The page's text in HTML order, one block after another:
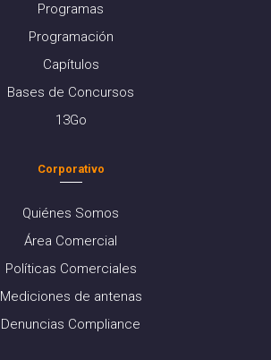
Programas
Programación
Capítulos
Bases de Concursos
13Go
Corporativo
Quiénes Somos
Área Comercial
Políticas Comerciales
Mediciones de antenas
Denuncias Compliance